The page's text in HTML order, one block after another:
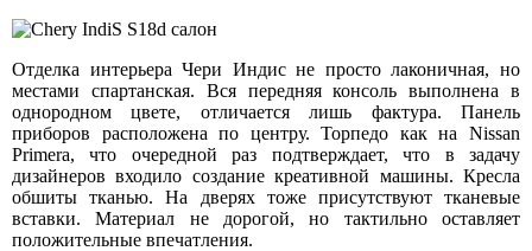
Отделка интерьера Чери Индис не просто лаконичная, но
местами спартанская. Вся передняя консоль выполнена в
однородном цвете, отличается лишь фактура. Панель
приборов расположена по центру. Торпедо как на Nissan
Primera, что очередной раз подтверждает, что в задачу
дизайнеров входило создание креативной машины. Кресла
обшиты тканью. На дверях тоже присутствуют тканевые
вставки. Материал не дорогой, но тактильно оставляет
положительные впечатления.